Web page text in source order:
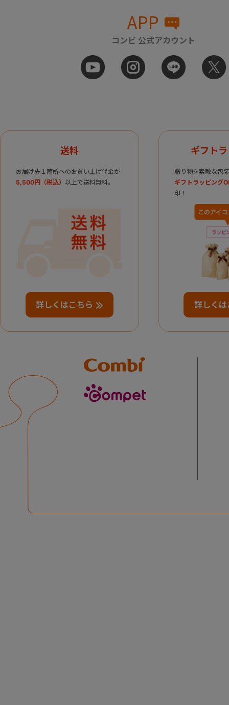
APP
コンビ 公式アカウント
送料
お届け先１箇所へのお買い上げ代金が
5,500円（税込） 以上で送料無料。
詳しくはこちら
ギフト
贈り物を素敵な包
ギフトラッピング
印！
詳しくは
Combi